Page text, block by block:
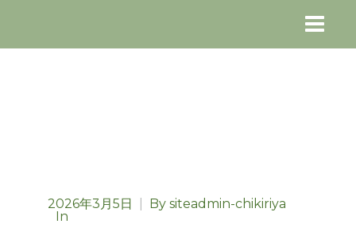
2026年3月5日 By siteadmin-chikiriya
In